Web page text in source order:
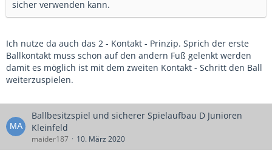
sicher verwenden kann.
Ich nutze da auch das 2 - Kontakt - Prinzip. Sprich der erste
Ballkontakt muss schon auf den andern Fuß gelenkt werden
damit es möglich ist mit dem zweiten Kontakt - Schritt den Ball
weiterzuspielen.
Ballbesitzspiel und sicherer Spielaufbau D Junioren
Kleinfeld
maider187 10. März 2020